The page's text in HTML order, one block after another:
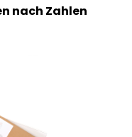
nach Zahlen